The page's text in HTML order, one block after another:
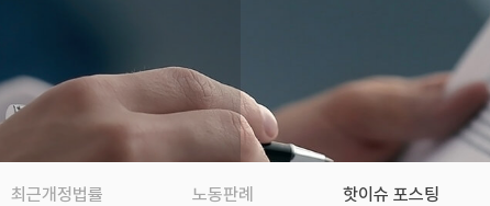
최근개정법률 노동판례 핫이슈 포스팅